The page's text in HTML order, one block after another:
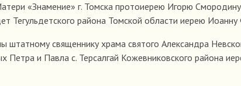
«Знамение» г. Томска протоиерею Игорю
Тегульдетского района Томской области иерею
штатному священнику храма святого Александра
Петра и Павла с. Терсалгай Кожевниковского района